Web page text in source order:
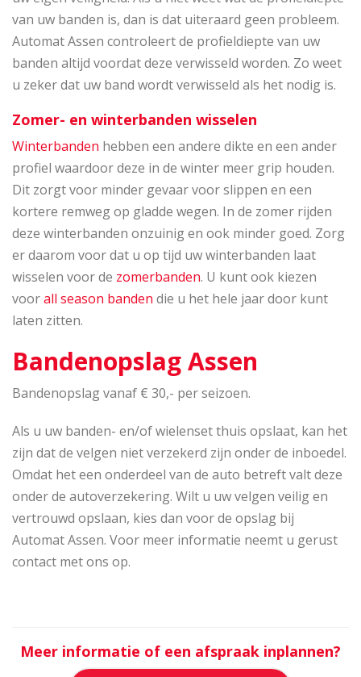
van uw banden is, dan is dat uiteraard geen probleem.
Automat Assen controleert de profieldiepte van uw
banden altijd voordat deze verwisseld worden. Zo weet
u zeker dat uw band wordt verwisseld als het nodig is.
Zomer- en winterbanden wisselen
Winterbanden hebben een andere dikte en een ander
profiel waardoor deze in de winter meer grip houden.
Dit zorgt voor minder gevaar voor slippen en een
kortere remweg op gladde wegen. In de zomer rijden
deze winterbanden onzuinig en ook minder goed. Zorg
er daarom voor dat u op tijd uw winterbanden laat
wisselen voor de zomerbanden. U kunt ook kiezen
voorall season banden die u het hele jaar door kunt
laten zitten.
Bandenopslag Assen
Bandenopslag vanaf € 30,- per seizoen.
Als u uw banden- en/of wielenset thuis opslaat, kan het
zijn dat de velgen niet verzekerd zijn onder de inboedel.
Omdat het een onderdeel van de auto betreft valt deze
onder de autoverzekering. Wilt u uw velgen veilig en
vertrouwd opslaan, kies dan voor de opslag bij
Automat Assen. Voor meer informatie neemt u gerust
contact met ons op.
Meer informatie of een afspraak inplannen?